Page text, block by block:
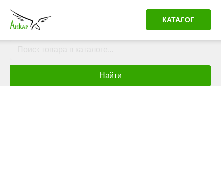
КАТАЛОГ
Найти